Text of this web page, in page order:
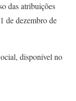
das atribuições
de dezembro de
disponível no